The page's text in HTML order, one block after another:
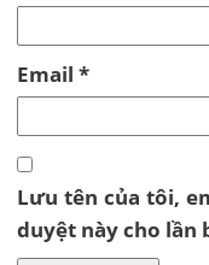
Email*
Lưu tên của tôi,
duyệt này cho lần